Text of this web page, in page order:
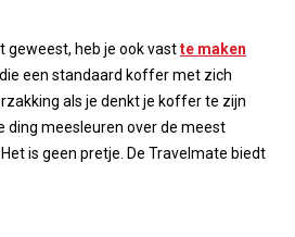
geweest, heb je ook vastte maken
een standaard koffer met zich
als je denkt je koffer te zijn
ding meesleuren over de meest
is geen pretje. De Travelmate biedt